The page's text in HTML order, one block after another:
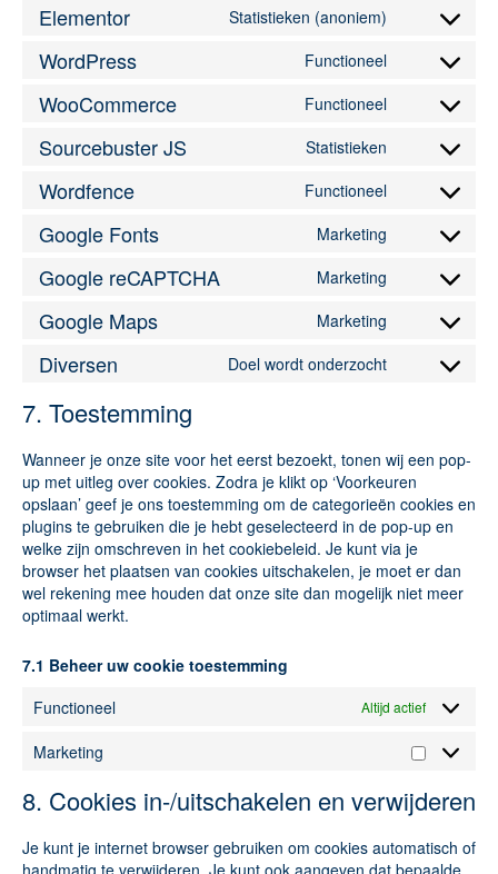
Elementor Statistieken (anoniem)
WordPress Functioneel
WooCommerce Functioneel
Sourcebuster JS Statistieken
Wordfence Functioneel
Google Fonts Marketing
Google reCAPTCHA Marketing
Google Maps Marketing
Diversen Doel wordt onderzocht
7. Toestemming
Wanneer je onze site voor het eerst bezoekt, tonen wij een pop-
up met uitleg over cookies. Zodra je klikt op ‘Voorkeuren
opslaan’ geef je ons toestemming om de categorieën cookies en
plugins te gebruiken die je hebt geselecteerd in de pop-up en
welke zijn omschreven in het cookiebeleid. Je kunt via je
browser het plaatsen van cookies uitschakelen, je moet er dan
wel rekening mee houden dat onze site dan mogelijk niet meer
optimaal werkt.
7.1 Beheer uw cookie toestemming
Functioneel
Altijd actief
Marketing
8. Cookies in-/uitschakelen en verwijderen
Je kunt je internet browser gebruiken om cookies automatisch of
handmatig te verwijderen. Je kunt ook aangeven dat bepaalde